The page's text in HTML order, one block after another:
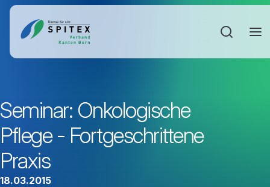
Seminar: Onkologische
Pflege - Fortgeschrittene
Praxis
18.03.2015